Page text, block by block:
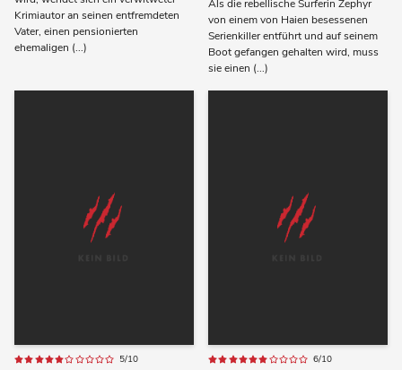
Krimiautor an seinen entfremdeten
Vater, einen pensionierten
ehemaligen (...)
Als die rebellische Surferin Zephyr
von einem von Haien besessenen
Serienkiller entführt und auf seinem
Boot gefangen gehalten wird, muss
sie einen (...)
5/10 6/10